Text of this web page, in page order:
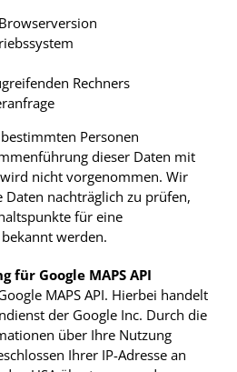
Rechners
Personen
dieser Daten mit
nicht vorgenommen. Wir
Daten nachträglich zu prüfen,
für eine
werden.
für Google MAPS API
MAPS API. Hierbei handelt
der Google Inc. Durch die
über Ihre Nutzung
Ihrer IP-Adresse an